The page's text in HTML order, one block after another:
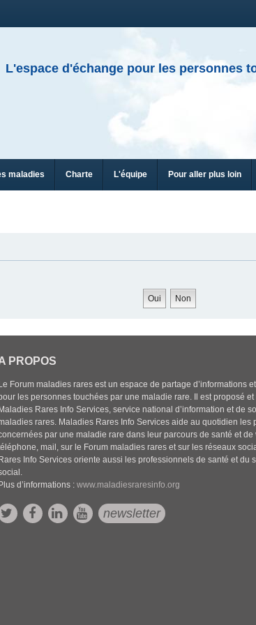
L'espace d'échange pour les personnes
maladies Charte L'équipe Pour aller plus loin
PROPOS
Le Forum maladies rares est un espace de partage d’informations
les personnes touchées par une maladie rare. Il est proposé
Maladies Rares Info Services, service national d’information et de
rares. Maladies Rares Info Services aide au quotidien les
par une maladie rare dans leur parcours de santé et de
mail, sur le Forum maladies rares et sur les réseaux
Rares Info Services oriente aussi les professionnels de santé et du
Plus d’informations :www.maladiesraresinfo.org
newsletter